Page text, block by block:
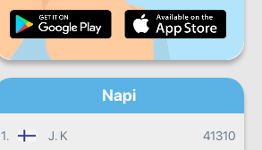
Összesített eredmény
Napi
1. J. K
41310